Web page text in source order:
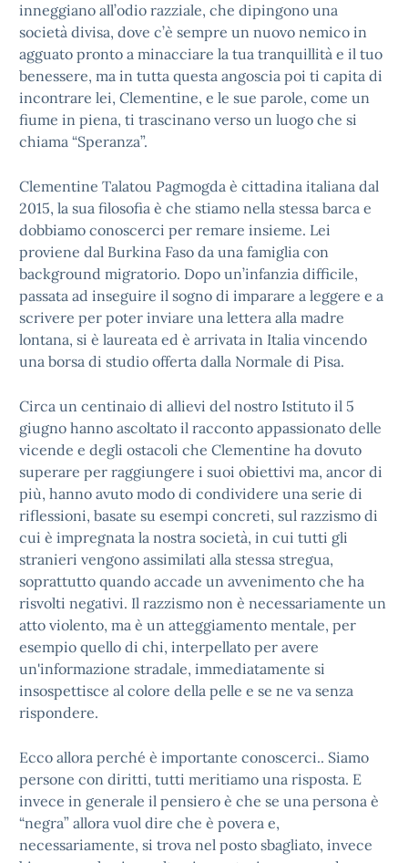
inneggiano all’odio razziale, che dipingono una
società divisa, dove c’è sempre un nuovo nemico in
agguato pronto a minacciare la tua tranquillità e il tuo
benessere, ma in tutta questa angoscia poi ti capita di
incontrare lei, Clementine, e le sue parole, come un
fiume in piena, ti trascinano verso un luogo che si
chiama “Speranza”.
Clementine Talatou Pagmogda è cittadina italiana dal
2015, la sua filosofia è che stiamo nella stessa barca e
dobbiamo conoscerci per remare insieme. Lei
proviene dal Burkina Faso da una famiglia con
background migratorio. Dopo un’infanzia difficile,
passata ad inseguire il sogno di imparare a leggere e a
scrivere per poter inviare una lettera alla madre
lontana, si è laureata ed è arrivata in Italia vincendo
una borsa di studio offerta dalla Normale di Pisa.
Circa un centinaio di allievi del nostro Istituto il 5
giugno hanno ascoltato il racconto appassionato delle
vicende e degli ostacoli che Clementine ha dovuto
superare per raggiungere i suoi obiettivi ma, ancor di
più, hanno avuto modo di condividere una serie di
riflessioni, basate su esempi concreti, sul razzismo di
cui è impregnata la nostra società, in cui tutti gli
stranieri vengono assimilati alla stessa stregua,
soprattutto quando accade un avvenimento che ha
risvolti negativi. Il razzismo non è necessariamente un
atto violento, ma è un atteggiamento mentale, per
esempio quello di chi, interpellato per avere
un'informazione stradale, immediatamente si
insospettisce al colore della pelle e se ne va senza
rispondere.
Ecco allora perché è importante conoscerci.. Siamo
persone con diritti, tutti meritiamo una risposta. E
invece in generale il pensiero è che se una persona è
“negra” allora vuol dire che è povera e,
necessariamente, si trova nel posto sbagliato, invece